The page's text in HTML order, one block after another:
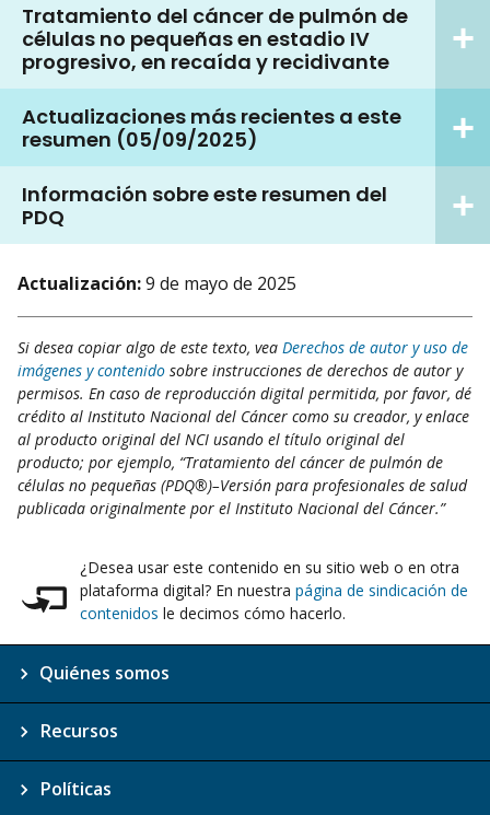
Tratamiento del cáncer de pulmón de
células no pequeñas en estadio IV
progresivo, en recaída y recidivante
Actualizaciones más recientes a este
resumen (05/09/2025)
Información sobre este resumen del
PDQ
Actualización:9 de mayo de 2025
Si desea copiar algo de este texto, vea Derechos de autor y uso de
imágenes y contenido sobre instrucciones de derechos de autor y
permisos. En caso de reproducción digital permitida, por favor, dé
crédito al Instituto Nacional del Cáncer como su creador, y enlace
al producto original del NCI usando el título original del
producto; por ejemplo, “Tratamiento del cáncer de pulmón de
células no pequeñas (PDQ®)–Versión para profesionales de salud
publicada originalmente por el Instituto Nacional del Cáncer.”
¿Desea usar este contenido en su sitio web o en otra
plataforma digital? En nuestra página de sindicación de
contenidos le decimos cómo hacerlo.
Quiénes somos
Recursos
Políticas